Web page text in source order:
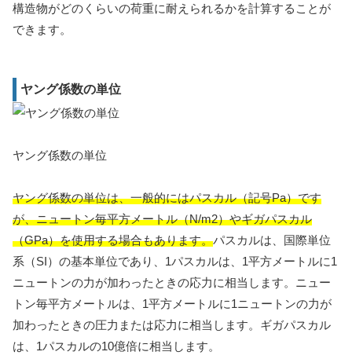
構造物がどのくらいの荷重に耐えられるかを計算することが
できます。
ヤング係数の単位
ヤング係数の単位
ヤング係数の単位は、一般的にはパスカル（記号Pa）です
が、ニュートン毎平方メートル（N/m2）やギガパスカル
（GPa）を使用する場合もあります。パスカルは、国際単位
系（SI）の基本単位であり、1パスカルは、1平方メートルに1
ニュートンの力が加わったときの応力に相当します。ニュー
トン毎平方メートルは、1平方メートルに1ニュートンの力が
加わったときの圧力または応力に相当します。ギガパスカル
は、1パスカルの10億倍に相当します。